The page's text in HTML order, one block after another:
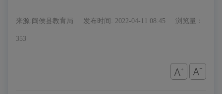
来源:闽侯县教育局 发布时间: 2022-04-11 08:45 浏览量：
353